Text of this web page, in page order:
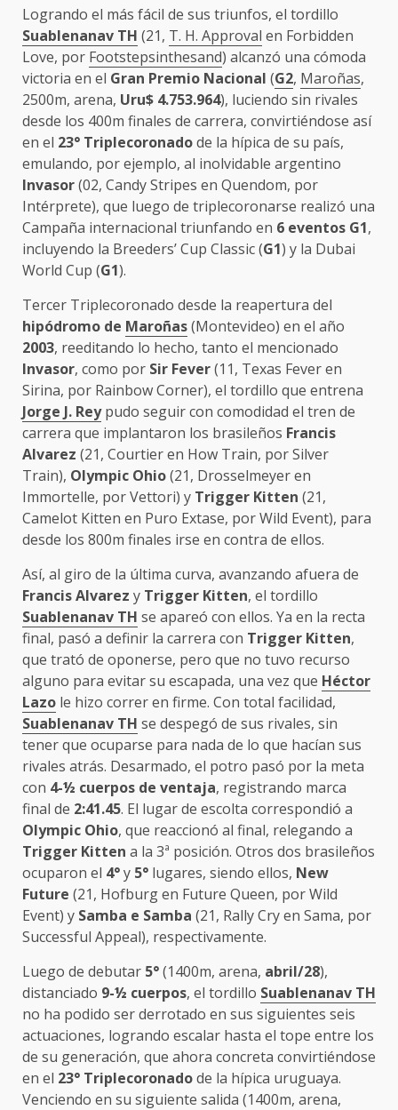
Logrando el más fácil de sus triunfos, el tordillo
Suablenanav TH (21, T. H. Approval en Forbidden
Love, por Footstepsinthesand) alcanzó una cómoda
victoria en el Gran Premio Nacional (G2, Maroñas,
2500m, arena, Uru$ 4.753.964), luciendo sin rivales
desde los 400m finales de carrera, convirtiéndose así
en el 23° Triplecoronadode la hípica de su país,
emulando, por ejemplo, al inolvidable argentino
Invasor(02, Candy Stripes en Quendom, por
Intérprete), que luego de triplecoronarse realizó una
Campaña internacional triunfando en 6 eventos G1,
incluyendo la Breeders’ Cup Classic (G1) y la Dubai
World Cup (G1).
Tercer Triplecoronado desde la reapertura del
hipódromo de Maroñas(Montevideo) en el año
2003, reeditando lo hecho, tanto el mencionado
Invasor, como por Sir Fever(11, Texas Fever en
Sirina, por Rainbow Corner), el tordillo que entrena
Jorge J. Reypudo seguir con comodidad el tren de
carrera que implantaron los brasileños Francis
Alvarez (21, Courtier en How Train, por Silver
Train), Olympic Ohio(21, Drosselmeyer en
Immortelle, por Vettori) y Trigger Kitten (21,
Camelot Kitten en Puro Extase, por Wild Event), para
desde los 800m finales irse en contra de ellos.
Así, al giro de la última curva, avanzando afuera de
Francis Alvarez y Trigger Kitten, el tordillo
Suablenanav TH se apareó con ellos. Ya en la recta
final, pasó a definir la carrera con Trigger Kitten,
que trató de oponerse, pero que no tuvo recurso
alguno para evitar su escapada, una vez que Héctor
Lazo le hizo correr en firme. Con total facilidad,
Suablenanav TH se despegó de sus rivales, sin
tener que ocuparse para nada de lo que hacían sus
rivales atrás. Desarmado, el potro pasó por la meta
con 4-½ cuerpos de ventaja, registrando marca
final de 2:41.45. El lugar de escolta correspondió a
Olympic Ohio, que reaccionó al final, relegando a
Trigger Kitten a la 3ª posición. Otros dos brasileños
ocuparon el 4°y 5° lugares, siendo ellos, New
Future (21, Hofburg en Future Queen, por Wild
Event) y Samba e Samba (21, Rally Cry en Sama, por
Successful Appeal), respectivamente.
Luego de debutar 5°(1400m, arena, abril/28),
distanciado 9-½ cuerpos, el tordillo Suablenanav TH
no ha podido ser derrotado en sus siguientes seis
actuaciones, logrando escalar hasta el tope entre los
de su generación, que ahora concreta convirtiéndose
en el 23° Triplecoronadode la hípica uruguaya.
Venciendo en su siguiente salida (1400m, arena,